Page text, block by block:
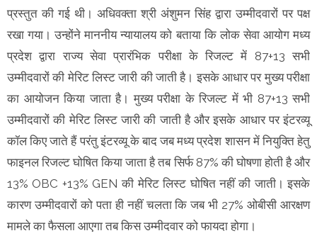
प्रस्तुत की गई थी। अधिवक्ता श्री अंशुमन सिंह द्वारा उम्मीदवारों पर पक्ष
रखा गया। उन्होंने माननीय न्यायालय को बताया कि लोक सेवा आयोग मध्य
प्रदेश द्वारा राज्य सेवा प्रारंभिक परीक्षा के रिजल्ट में 87+13 सभी
उम्मीदवारों की मेरिट लिस्ट जारी की जाती है। इसके आधार पर मुख्य परीक्षा
का आयोजन किया जाता है। मुख्य परीक्षा के रिजल्ट में भी 87+13 सभी
उम्मीदवारों की मेरिट लिस्ट जारी की जाती है और इसके आधार पर इंटरव्यू
कॉल किए जाते हैं परंतु इंटरव्यू के बाद जब मध्य प्रदेश शासन में नियुक्ति हेतु
फाइनल रिजल्ट घोषित किया जाता है तब सिर्फ 87% की घोषणा होती है और
13% OBC +13% GEN की मेरिट लिस्ट घोषित नहीं की जाती। इसके
कारण उम्मीदवारों को पता ही नहीं चलता कि जब भी 27% ओबीसी आरक्षण
मामले का फैसला आएगा तब किस उम्मीदवार को फायदा होगा।